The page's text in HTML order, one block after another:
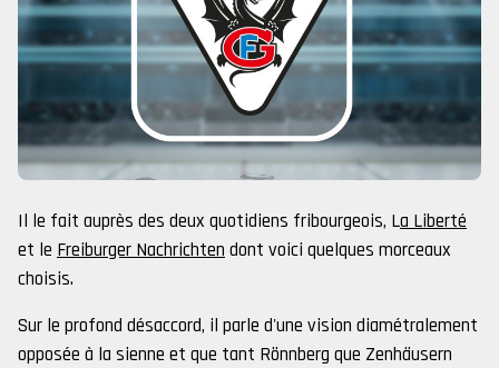
Il le fait auprès des deux quotidiens fribourgeois, La Liberté
et le Freiburger Nachrichten dont voici quelques morceaux
choisis.
Sur le profond désaccord, il parle d'une vision diamétralement
opposée à la sienne et que tant Rönnberg que Zenhäusern